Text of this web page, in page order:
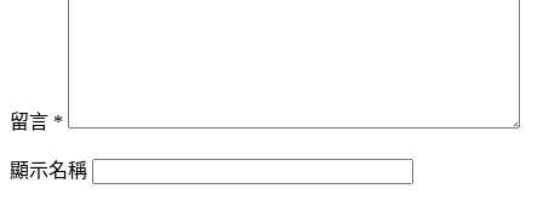
留言 *
顯示名稱